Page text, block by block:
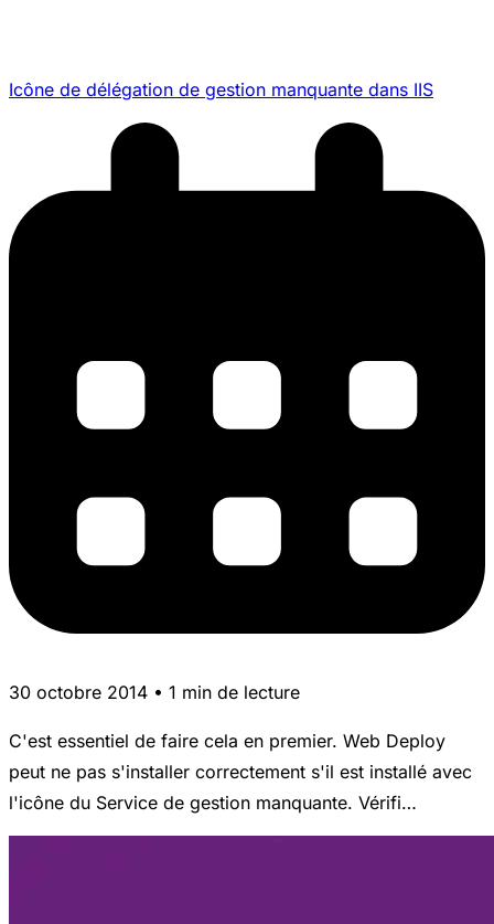
Icône de délégation de gestion manquante dans IIS
30 octobre 2014 • 1 min de lecture
C'est essentiel de faire cela en premier. Web Deploy
peut ne pas s'installer correctement s'il est installé avec
l'icône du Service de gestion manquante. Vérifi…